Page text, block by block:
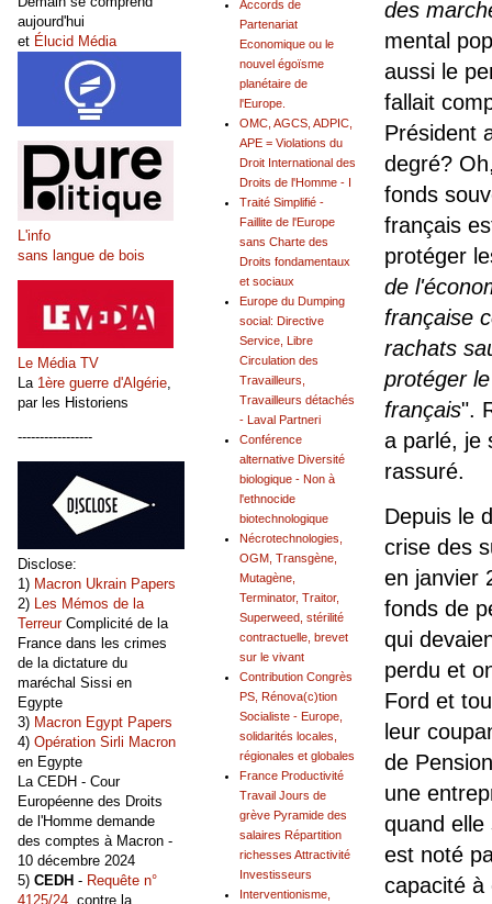
des
mental
aussi le
fallait
Président
degré?
fonds
français
protéger
de
française
rachats
protéger
français".
a parlé, je
rassuré.
Depuis le
crise des
en janvier
fonds de
qui
perdu et
Ford et
leur
de
une
quand
est noté
capacité à
Accords de
Partenariat
Economique ou le
nouvel égoïsme
planétaire de
l'Europe.
OMC, AGCS, ADPIC,
APE = Violations du
Droit International des
Droits de l'Homme - I
Traité Simplifié -
Faillite de l'Europe
sans Charte des
Droits fondamentaux
et sociaux
Europe du Dumping
social: Directive
Service, Libre
Circulation des
Travailleurs,
Travailleurs détachés
- Laval Partneri
Conférence
alternative Diversité
biologique - Non à
l'ethnocide
biotechnologique
Nécrotechnologies,
OGM, Transgène,
Mutagène,
Terminator, Traitor,
Superweed, stérilité
contractuelle, brevet
sur le vivant
Contribution Congrès
PS, Rénova(c)tion
Socialiste - Europe,
solidarités locales,
régionales et globales
France Productivité
Travail Jours de
grève Pyramide des
salaires Répartition
richesses Attractivité
Investisseurs
Interventionisme,
aujourd'hui
et Élucid Média
L'info
sans langue de bois
Le Média TV
La 1ère guerre d'Algérie
par les Historiens
-----------------
Disclose:
1) Macron Ukrain Papers
2) Les Mémos de la
TerreurComplicité de la
France dans les crimes
de la dictature du
maréchal Sissi en
Egypte
3) Macron Egypt Papers
4) Opération Sirli Macron
en Egypte
La CEDH - Cour
Européenne des Droits
de l'Homme demande
des comptes à Macron -
10 décembre 2024
5) CEDH - Requête n°
4125/24, contre la